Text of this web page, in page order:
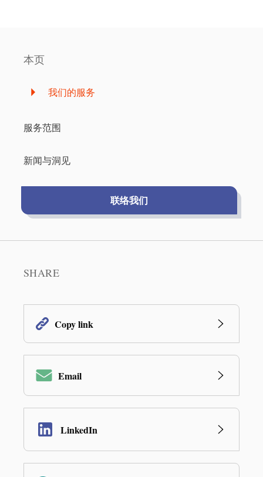
本页
我们的服务
服务范围
新闻与洞见
联络我们
SHARE
Copy link
Email
LinkedIn